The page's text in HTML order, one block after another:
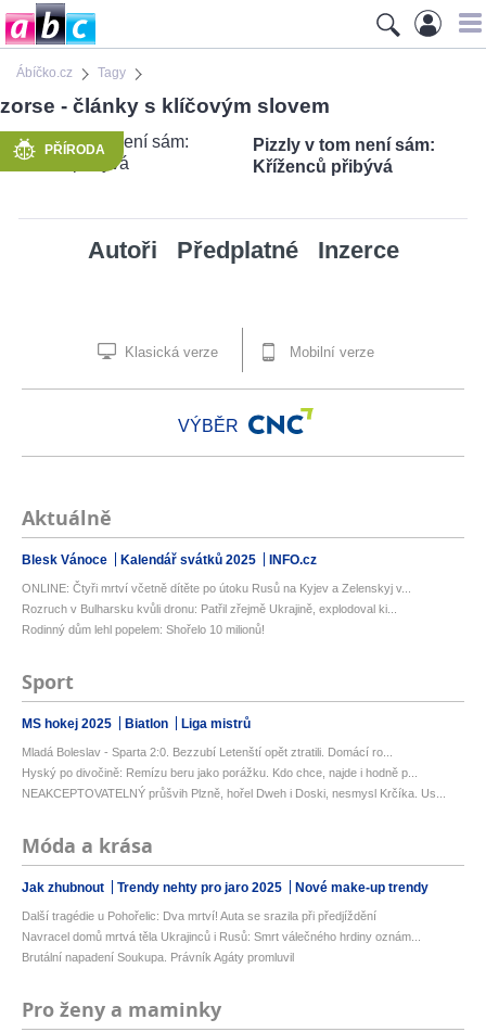
Ábíčko.cz Tagy
zorse - články s klíčovým slovem
PŘÍRODA
Pizzly v tom není sám:
Kříženců přibývá
Autoři Předplatné Inzerce
Klasická verze Mobilní verze
VÝBĚR
Aktuálně
Blesk Vánoce Kalendář svátků 2025 INFO.cz
ONLINE: Čtyři mrtví včetně dítěte po útoku Rusů na Kyjev a Zelenskyj v...
Rozruch v Bulharsku kvůli dronu: Patřil zřejmě Ukrajině, explodoval ki...
Rodinný dům lehl popelem: Shořelo 10 milionů!
Sport
MS hokej 2025 Biatlon Liga mistrů
Mladá Boleslav - Sparta 2:0. Bezzubí Letenští opět ztratili. Domácí ro...
Hyský po divočině: Remízu beru jako porážku. Kdo chce, najde i hodně p...
NEAKCEPTOVATELNÝ průšvih Plzně, hořel Dweh i Doski, nesmysl Krčíka. Us...
Móda a krása
Jak zhubnout Trendy nehty pro jaro 2025 Nové make-up trendy
Další tragédie u Pohořelic: Dva mrtví! Auta se srazila při předjíždění
Navracel domů mrtvá těla Ukrajinců i Rusů: Smrt válečného hrdiny oznám...
Brutální napadení Soukupa. Právník Agáty promluvil
Pro ženy a maminky